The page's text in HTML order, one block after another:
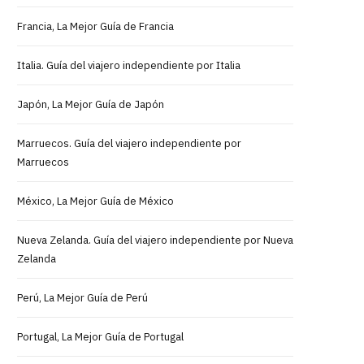
Francia, La Mejor Guía de Francia
Italia. Guía del viajero independiente por Italia
Japón, La Mejor Guía de Japón
Marruecos. Guía del viajero independiente por
Marruecos
México, La Mejor Guía de México
Nueva Zelanda. Guía del viajero independiente por Nueva
Zelanda
Perú, La Mejor Guía de Perú
Portugal, La Mejor Guía de Portugal